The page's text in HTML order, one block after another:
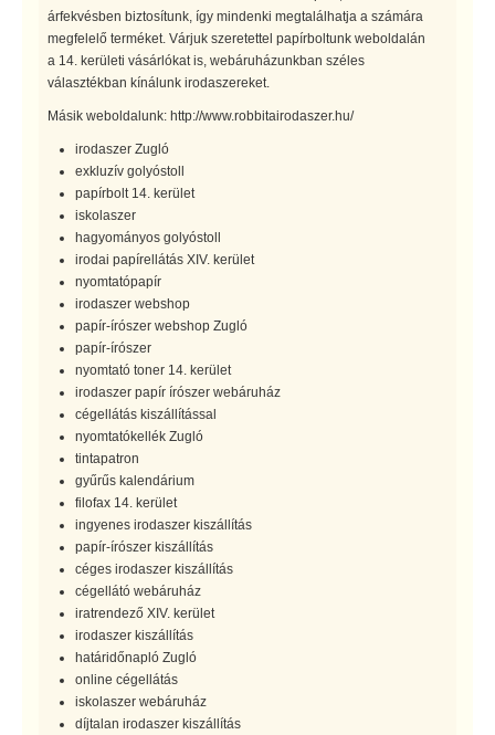
árfekvésben biztosítunk, így mindenki megtalálhatja a számára
megfelelő terméket. Várjuk szeretettel papírboltunk weboldalán
a 14. kerületi vásárlókat is, webáruházunkban széles
választékban kínálunk irodaszereket.
Másik weboldalunk: http://www.robbitairodaszer.hu/
irodaszer Zugló
exkluzív golyóstoll
papírbolt 14. kerület
iskolaszer
hagyományos golyóstoll
irodai papírellátás XIV. kerület
nyomtatópapír
irodaszer webshop
papír-írószer webshop Zugló
papír-írószer
nyomtató toner 14. kerület
irodaszer papír írószer webáruház
cégellátás kiszállítással
nyomtatókellék Zugló
tintapatron
gyűrűs kalendárium
filofax 14. kerület
ingyenes irodaszer kiszállítás
papír-írószer kiszállítás
céges irodaszer kiszállítás
cégellátó webáruház
iratrendező XIV. kerület
irodaszer kiszállítás
határidőnapló Zugló
online cégellátás
iskolaszer webáruház
díjtalan irodaszer kiszállítás